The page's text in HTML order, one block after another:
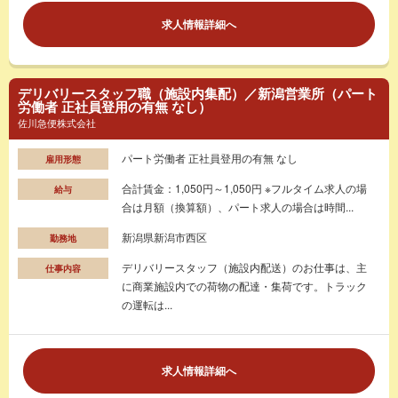
求人情報詳細へ
デリバリースタッフ職（施設内集配）／新潟営業所（パート
労働者 正社員登用の有無 なし）
佐川急便株式会社
雇用形態 パート労働者 正社員登用の有無 なし
給与
合計賃金：1,050円～1,050円 ※フルタイム求人の場
合は月額（換算額）、パート求人の場合は時間...
勤務地 新潟県新潟市西区
仕事内容
デリバリースタッフ（施設内配送）のお仕事は、主
に商業施設内での荷物の配達・集荷です。トラック
の運転は...
求人情報詳細へ